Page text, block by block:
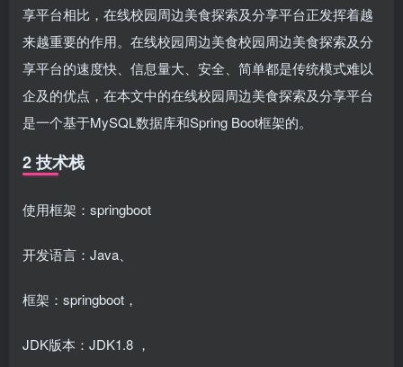
享平台相比，在线校园周边美食探索及分享平台正发挥着越
来越重要的作用。在线校园周边美食校园周边美食探索及分
享平台的速度快、信息量大、安全、简单都是传统模式难以
企及的优点，在本文中的在线校园周边美食探索及分享平台
是一个基于MySQL数据库和Spring Boot框架的。
2 技术栈
使用框架：springboot
开发语言：Java、
框架：springboot，
JDK版本：JDK1.8 ，